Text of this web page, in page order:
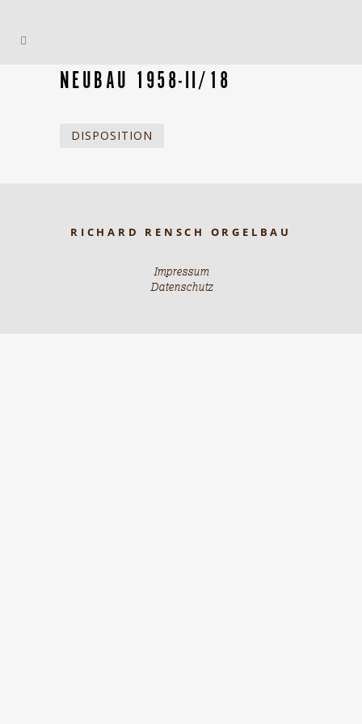
NEUBAU 1958-II/18
DISPOSITION
RICHARD RENSCH ORGELBAU
Impressum
Datenschutz